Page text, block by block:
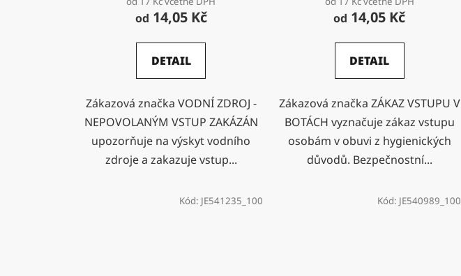
od 14,05 Kč
DETAIL
Zákazová značka VODNÍ ZDROJ -
NEPOVOLANÝM VSTUP ZAKÁZÁN
upozorňuje na výskyt vodního
zdroje a zakazuje vstup...
od 14,05 Kč
DETAIL
Zákazová značka ZÁKAZ VSTUPU V
BOTÁCH vyznačuje zákaz vstupu
osobám v obuvi z hygienických
důvodů. Bezpečnostní...
Kód: JE541235_100 Kód: JE540989_100